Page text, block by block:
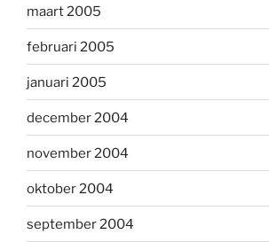
maart 2005
februari 2005
januari 2005
december 2004
november 2004
oktober 2004
september 2004